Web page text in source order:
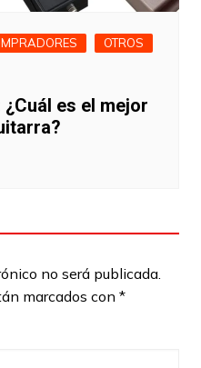
OTROS
es el mejor
no será publicada.
marcados con *